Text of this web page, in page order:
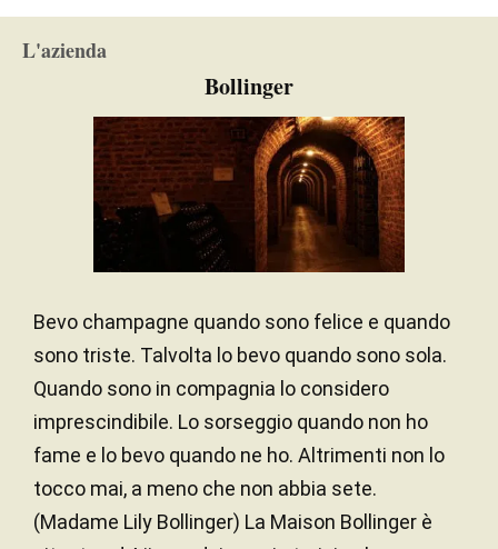
Poirier Saint-Pierre i Montboeuf
TERRENO
Continentale
L'azienda
Bollinger
Bevo champagne quando sono felice e quando
sono triste. Talvolta lo bevo quando sono sola.
Quando sono in compagnia lo considero
imprescindibile. Lo sorseggio quando non ho
fame e lo bevo quando ne ho. Altrimenti non lo
tocco mai, a meno che non abbia sete.
(Madame Lily Bollinger) La Maison Bollinger è